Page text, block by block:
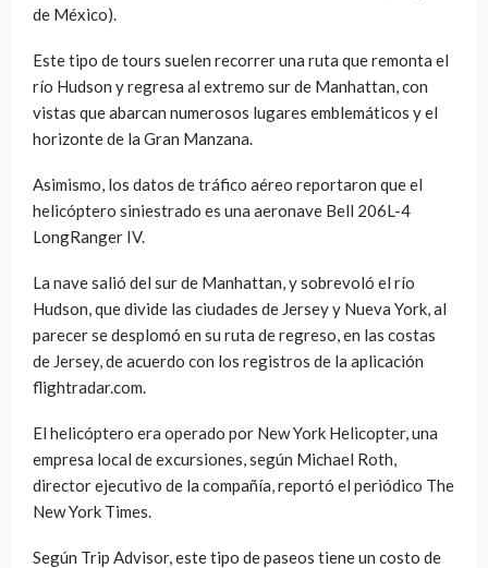
de México).
Este tipo de tours suelen recorrer una ruta que remonta el
río Hudson y regresa al extremo sur de Manhattan, con
vistas que abarcan numerosos lugares emblemáticos y el
horizonte de la Gran Manzana.
Asimismo, los datos de tráfico aéreo reportaron que el
helicóptero siniestrado es una aeronave Bell 206L-4
LongRanger IV.
La nave salió del sur de Manhattan, y sobrevoló el río
Hudson, que divide las ciudades de Jersey y Nueva York, al
parecer se desplomó en su ruta de regreso, en las costas
de Jersey, de acuerdo con los registros de la aplicación
flightradar.com.
El helicóptero era operado por New York Helicopter, una
empresa local de excursiones, según Michael Roth,
director ejecutivo de la compañía, reportó el periódico The
New York Times.
Según Trip Advisor, este tipo de paseos tiene un costo de